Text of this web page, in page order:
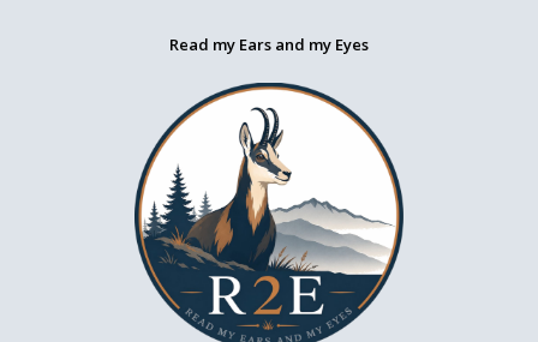
Read my Ears and my Eyes